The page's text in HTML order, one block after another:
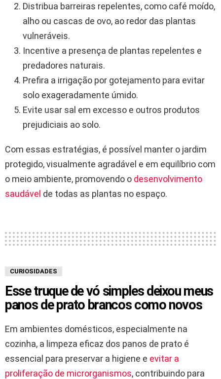
Distribua barreiras repelentes, como café moído,
alho ou cascas de ovo, ao redor das plantas
vulneráveis.
Incentive a presença de plantas repelentes e
predadores naturais.
Prefira a irrigação por gotejamento para evitar
solo exageradamente úmido.
Evite usar sal em excesso e outros produtos
prejudiciais ao solo.
Com essas estratégias, é possível manter o jardim
protegido, visualmente agradável e em equilíbrio com
o meio ambiente, promovendo o desenvolvimento
saudável de todas as plantas no espaço.
CURIOSIDADES
Esse truque de vó simples deixou meus
panos de prato brancos como novos
Em ambientes domésticos, especialmente na
cozinha, a limpeza eficaz dos panos de prato é
essencial para preservar a higiene e evitar a
proliferação de microrganismos, contribuindo para